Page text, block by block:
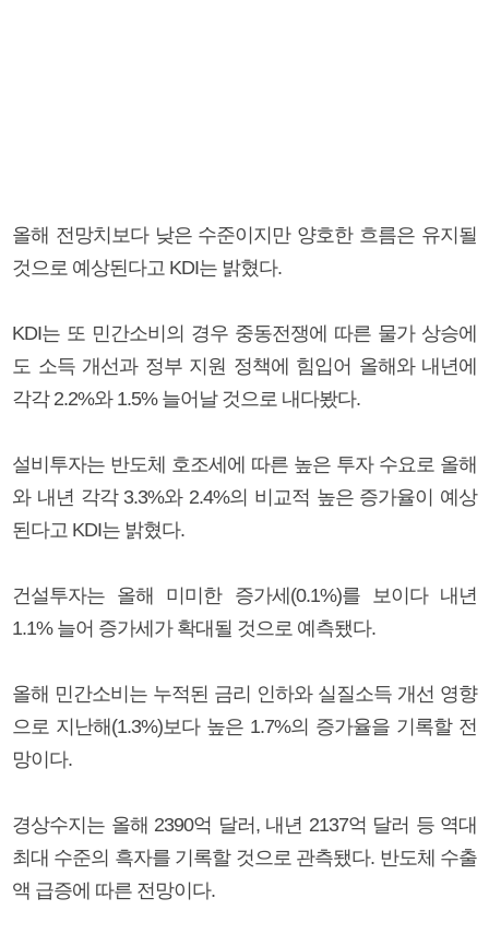
올해 전망치보다 낮은 수준이지만 양호한 흐름은 유지될
것으로 예상된다고 KDI는 밝혔다.
KDI는 또 민간소비의 경우 중동전쟁에 따른 물가 상승에
도 소득 개선과 정부 지원 정책에 힘입어 올해와 내년에
각각 2.2%와 1.5% 늘어날 것으로 내다봤다.
설비투자는 반도체 호조세에 따른 높은 투자 수요로 올해
와 내년 각각 3.3%와 2.4%의 비교적 높은 증가율이 예상
된다고 KDI는 밝혔다.
건설투자는 올해 미미한 증가세(0.1%)를 보이다 내년
1.1% 늘어 증가세가 확대될 것으로 예측됐다.
올해 민간소비는 누적된 금리 인하와 실질소득 개선 영향
으로 지난해(1.3%)보다 높은 1.7%의 증가율을 기록할 전
망이다.
경상수지는 올해 2390억 달러, 내년 2137억 달러 등 역대
최대 수준의 흑자를 기록할 것으로 관측됐다. 반도체 수출
액 급증에 따른 전망이다.